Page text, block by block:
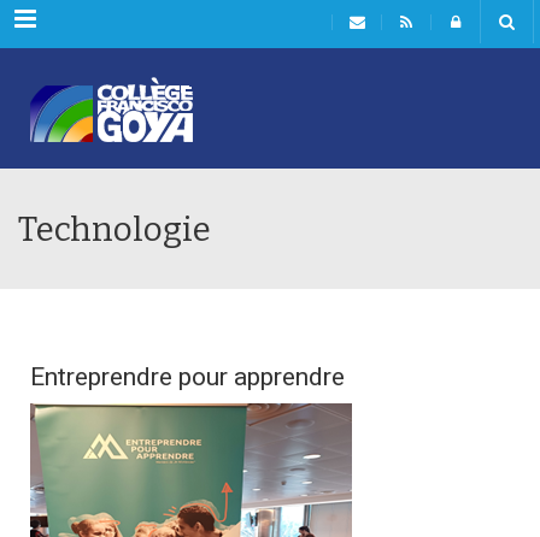
Menu
Technologie
Entreprendre pour apprendre